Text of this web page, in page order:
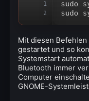
1
2
sudo
sudo
Mit diesen
gestartet und so
Systemstart
Bluetooth immer
Computer
GNOME-